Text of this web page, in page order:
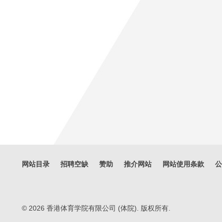
网站目录 招聘空缺 赞助 推介网站 网站使用条款
© 2026 香港体育学院有限公司 (体院). 版权所有.